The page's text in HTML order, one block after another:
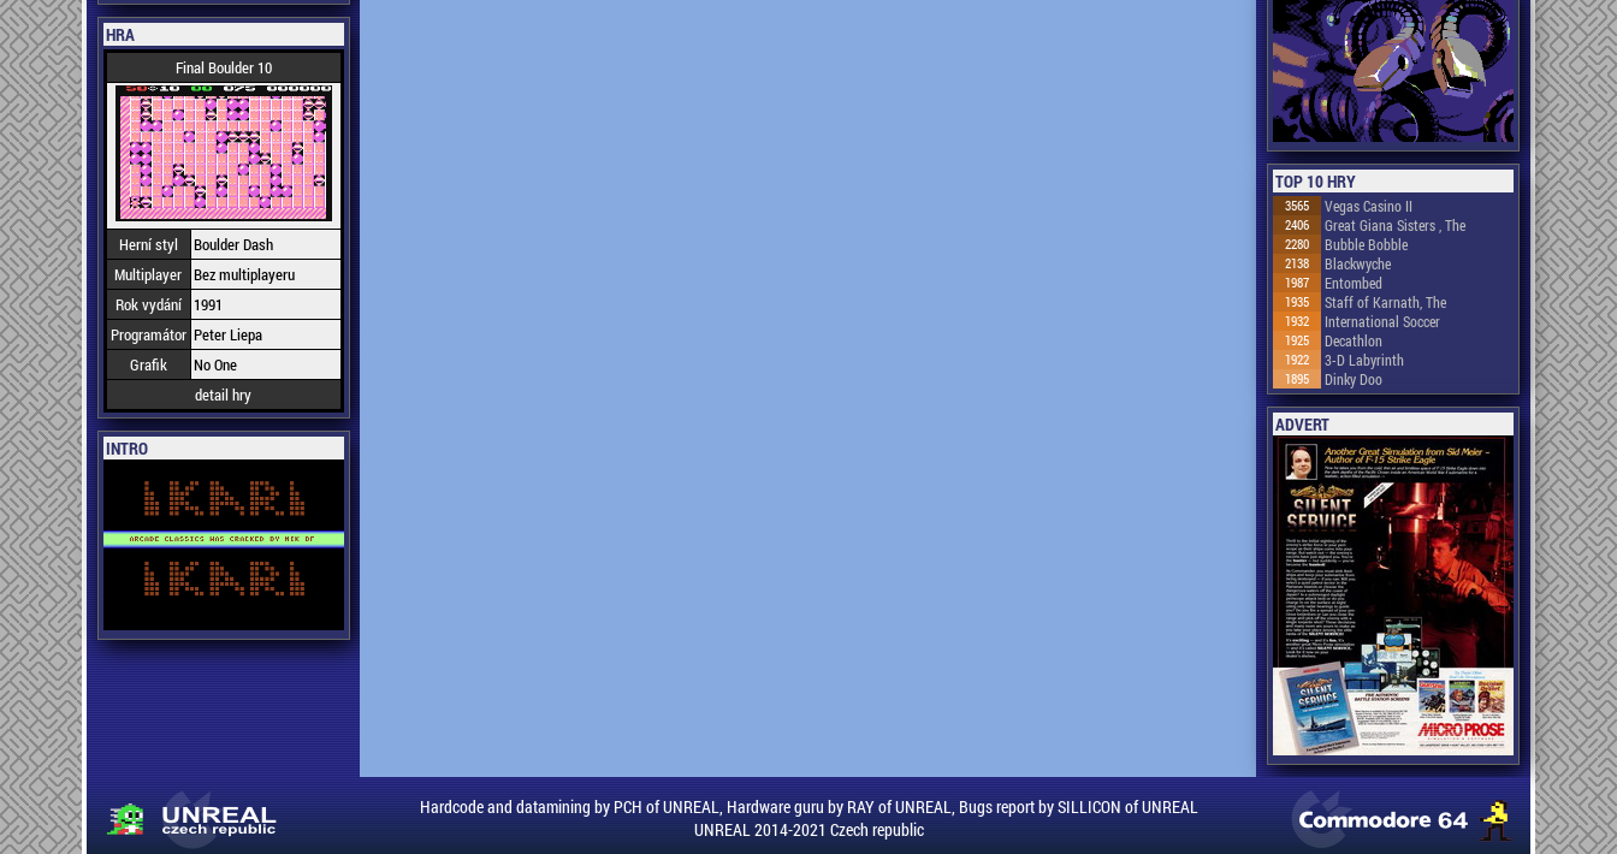
HRA
Final Boulder 10
Herní styl
Boulder Dash
Multiplayer Bez multiplayeru
Rok vydání
1991
Programátor Peter Liepa
Grafik
No One
detail hry
INTRO
TOP 10 HRY
3565 Vegas Casino II
2406 Great Giana Sisters , The
2280 Bubble Bobble
2138 Blackwyche
1987 Entombed
1935 Staff of Karnath, The
1932 International Soccer
1925 Decathlon
1922 3-D Labyrinth
1895 Dinky Doo
ADVERT
Hardcode and datamining by PCH of UNREAL, Hardware guru by RAY of UNREAL, Bugs report by SILLICON of UNREAL
UNREAL 2014-2021 Czech republic